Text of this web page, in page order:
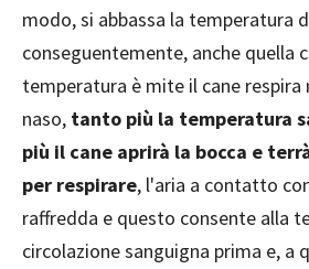
modo, si abbassa la temperatura
conseguentemente, anche quella
temperatura è mite il cane
naso, tanto più la temperatura
più il cane aprirà la bocca e
per respirare, l'aria a contatto
raffredda e questo consente alla
circolazione sanguigna prima e, a